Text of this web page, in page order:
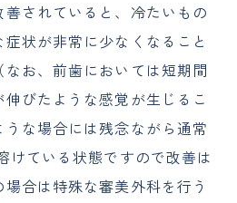
されていると、冷たいもの
状が非常に少なくなること
お、前歯においては短期間
びたような感覚が生じるこ
な場合には残念ながら通常
けている状態ですので改善は
合は特殊な審美外科を行う